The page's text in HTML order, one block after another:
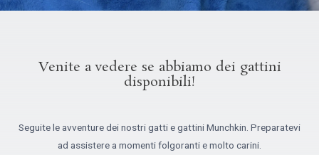
Venite a vedere se abbiamo dei gattini
disponibili!
Seguite le avventure dei nostri gatti e gattini Munchkin. Preparatevi
ad assistere a momenti folgoranti e molto carini.